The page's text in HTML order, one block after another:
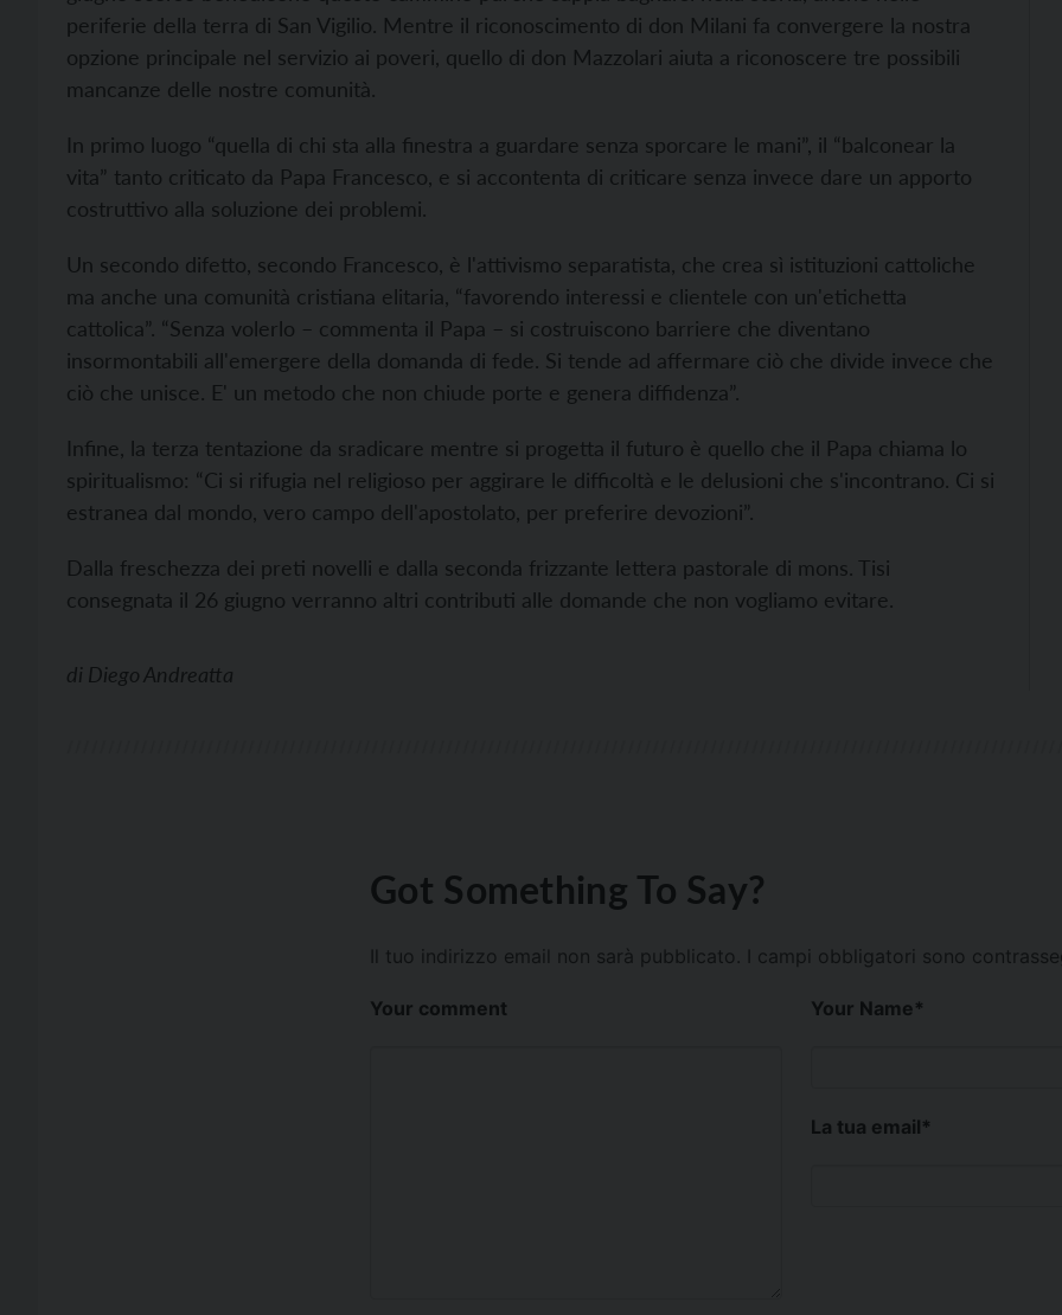
periferie della terra di San Vigilio. Mentre il riconoscimento di don Milani fa convergere la nostra
opzione principale nel servizio ai poveri, quello di don Mazzolari aiuta a riconoscere tre possibili
mancanze delle nostre comunità.
In primo luogo “quella di chi sta alla finestra a guardare senza sporcare le mani”, il “balconear la
vita” tanto criticato da Papa Francesco, e si accontenta di criticare senza invece dare un apporto
costruttivo alla soluzione dei problemi.
Un secondo difetto, secondo Francesco, è l'attivismo separatista, che crea sì istituzioni cattoliche
ma anche una comunità cristiana elitaria, “favorendo interessi e clientele con un'etichetta
cattolica”. “Senza volerlo – commenta il Papa – si costruiscono barriere che diventano
insormontabili all'emergere della domanda di fede. Si tende ad affermare ciò che divide invece che
ciò che unisce. E' un metodo che non chiude porte e genera diffidenza”.
Infine, la terza tentazione da sradicare mentre si progetta il futuro è quello che il Papa chiama lo
spiritualismo: “Ci si rifugia nel religioso per aggirare le difficoltà e le delusioni che s'incontrano. Ci si
estranea dal mondo, vero campo dell'apostolato, per preferire devozioni”.
Dalla freschezza dei preti novelli e dalla seconda frizzante lettera pastorale di mons. Tisi
consegnata il 26 giugno verranno altri contributi alle domande che non vogliamo evitare.
di Diego Andreatta
Got Something To Say?
Il tuo indirizzo email non sarà pubblicato. I campi obbligatori sono
Your comment Your Name*
La tua email*